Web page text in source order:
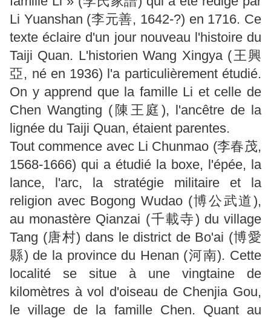
Li Yuanshan (李元善, 1642-?) en 1716. Ce
texte éclaire d'un jour nouveau l'histoire du
Taiji Quan. L'historien Wang Xingya (王興
亞, né en 1936) l'a particulièrement étudié.
On y apprend que la famille Li et celle de
Chen Wangting (陳王庭), l'ancêtre de la
lignée du Taiji Quan, étaient parentes.
Tout commence avec Li Chunmao (李春茂,
1568-1666) qui a étudié la boxe, l'épée, la
lance, l'arc, la stratégie militaire et la
religion avec Bogong Wudao (博公武道),
au monastère Qianzai (千載寺) du village
Tang (唐村) dans le district de Bo'ai (博愛
縣) de la province du Henan (河南). Cette
localité se situe à une vingtaine de
kilomètres à vol d'oiseau de Chenjia Gou,
le village de la famille Chen. Quant au